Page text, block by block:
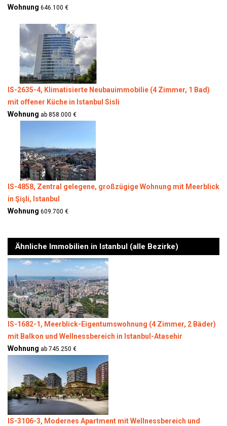
Wohnung 646.100 €
IS-2635-4, Klimatisierte Neubauimmobilie (4 Zimmer, 1 Bad)
mit offener Küche in Istanbul Sisli
Wohnung ab 858.000 €
IS-4858, Zentral gelegene, großzügige Wohnung mit Meerblick
in Şişli, Istanbul
Wohnung 609.700 €
Ähnliche Immobilien in Istanbul (alle Bezirke)
IS-1682-1, Meerblick-Eigentumswohnung (4 Zimmer, 2 Bäder)
mit Balkon und Wellnessbereich in Istanbul-Atasehir
Wohnung ab 745.250 €
IS-3106-3, Modernes Apartment mit Wellnessbereich und